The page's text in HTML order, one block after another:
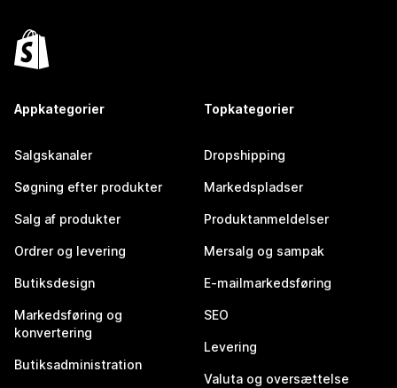
Appkategorier
Salgskanaler
Søgning efter produkter
Salg af produkter
Ordrer og levering
Butiksdesign
Markedsføring og
konvertering
Butiksadministration
Topkategorier
Dropshipping
Markedspladser
Produktanmeldelser
Mersalg og sampak
E-mailmarkedsføring
SEO
Levering
Valuta og oversættelse